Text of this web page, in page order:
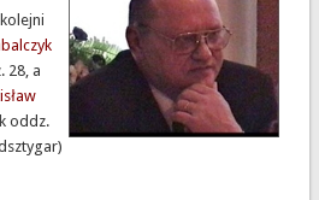
kolejni
28, a
oddz.